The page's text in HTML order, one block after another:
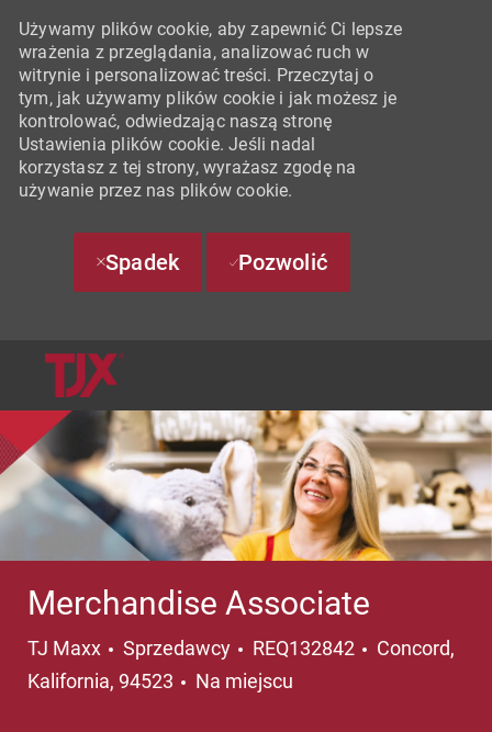
Używamy plików cookie, aby zapewnić Ci lepsze
wrażenia z przeglądania, analizować ruch w
witrynie i personalizować treści. Przeczytaj o
tym, jak używamy plików cookie i jak możesz je
kontrolować, odwiedzając naszą stronę
Ustawienia plików cookie. Jeśli nadal
korzystasz z tej strony, wyrażasz zgodę na
używanie przez nas plików cookie.
Spadek Pozwolić
Merchandise Associate
TJ Maxx Kategoria
Sprzedawcy REQ132842 Lokalizacja
Concord,
Kalifornia, 94523
Na miejscu